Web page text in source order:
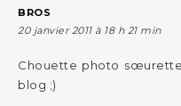
BROS
20 janvier 2011 à 18 h 21 min
Chouette photo
blog ;)